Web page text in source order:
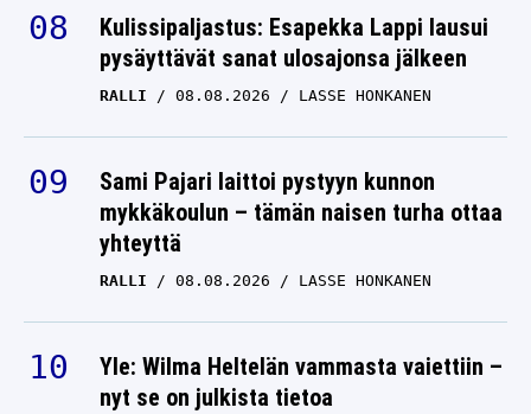
Kulissipaljastus: Esapekka Lappi lausui
pysäyttävät sanat ulosajonsa jälkeen
RALLI 08.08.2026 LASSE HONKANEN
Sami Pajari laittoi pystyyn kunnon
mykkäkoulun – tämän naisen turha ottaa
yhteyttä
RALLI 08.08.2026 LASSE HONKANEN
Yle: Wilma Heltelän vammasta vaiettiin –
nyt se on julkista tietoa